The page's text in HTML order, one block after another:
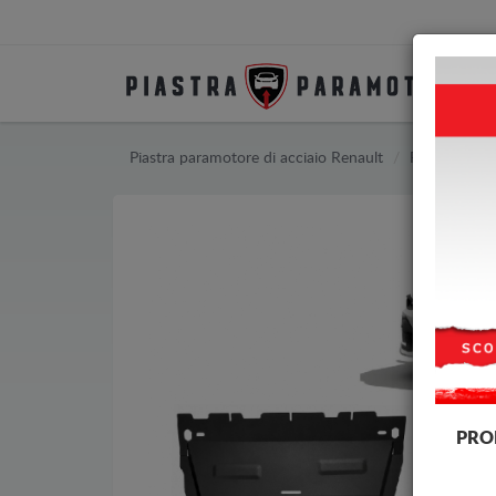
Piastra paramotore di acciaio Renault Piastra